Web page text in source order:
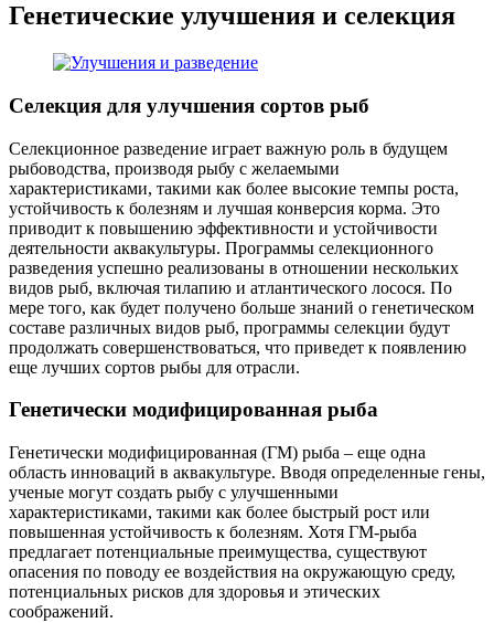
Генетические улучшения и селекция
Селекция для улучшения сортов рыб
Селекционное разведение играет важную роль в будущем
рыбоводства, производя рыбу с желаемыми
характеристиками, такими как более высокие темпы роста,
устойчивость к болезням и лучшая конверсия корма. Это
приводит к повышению эффективности и устойчивости
деятельности аквакультуры. Программы селекционного
разведения успешно реализованы в отношении нескольких
видов рыб, включая тилапию и атлантического лосося. По
мере того, как будет получено больше знаний о генетическом
составе различных видов рыб, программы селекции будут
продолжать совершенствоваться, что приведет к появлению
еще лучших сортов рыбы для отрасли.
Генетически модифицированная рыба
Генетически модифицированная (ГМ) рыба – еще одна
область инноваций в аквакультуре. Вводя определенные гены,
ученые могут создать рыбу с улучшенными
характеристиками, такими как более быстрый рост или
повышенная устойчивость к болезням. Хотя ГМ-рыба
предлагает потенциальные преимущества, существуют
опасения по поводу ее воздействия на окружающую среду,
потенциальных рисков для здоровья и этических
соображений.